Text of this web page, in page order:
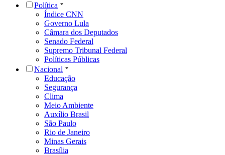
Política
Índice CNN
Governo Lula
Câmara dos Deputados
Senado Federal
Supremo Tribunal Federal
Políticas Públicas
Nacional
Educação
Segurança
Clima
Meio Ambiente
Auxílio Brasil
São Paulo
Rio de Janeiro
Minas Gerais
Brasília